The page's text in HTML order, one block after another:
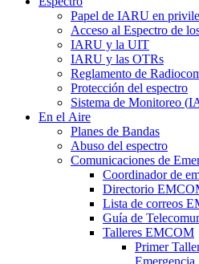
Papel de IARU en
Acceso al Espectro de
IARU y la UIT
IARU y las OTRs
Reglamento de
Protección del espectro
Sistema de Monitoreo (
En el Aire
Planes de Bandas
Abuso del espectro
Comunicaciones de
Coordinador de
Directorio
Lista de correos
Guía de
Talleres EMCOM
Primer
Emergencia